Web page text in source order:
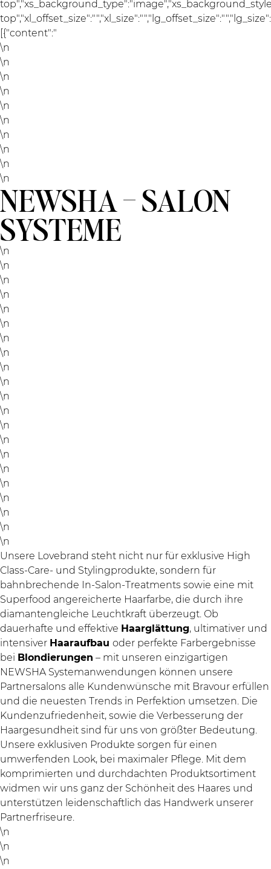
[{"content":"
\n
\n
\n
\n
\n
\n
\n
\n
\n
\n
NEWSHA – SALON
SYSTEME
\n
\n
\n
\n
\n
\n
\n
\n
\n
\n
\n
\n
\n
\n
\n
\n
\n
\n
\n
\n
\n
Unsere Lovebrand steht nicht nur für exklusive High
Class-Care- und Stylingprodukte, sondern für
bahnbrechende In-Salon-Treatments sowie eine mit
Superfood angereicherte Haarfarbe, die durch ihre
diamantengleiche Leuchtkraft überzeugt. Ob
dauerhafte und effektive Haarglättung, ultimativer und
intensiver Haaraufbau oder perfekte Farbergebnisse
bei Blondierungen – mit unseren einzigartigen
NEWSHA Systemanwendungen können unsere
Partnersalons alle Kundenwünsche mit Bravour erfüllen
und die neuesten Trends in Perfektion umsetzen. Die
Kundenzufriedenheit, sowie die Verbesserung der
Haargesundheit sind für uns von größter Bedeutung.
Unsere exklusiven Produkte sorgen für einen
umwerfenden Look, bei maximaler Pflege. Mit dem
komprimierten und durchdachten Produktsortiment
widmen wir uns ganz der Schönheit des Haares und
unterstützen leidenschaftlich das Handwerk unserer
Partnerfriseure.
\n
\n
\n